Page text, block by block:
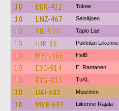
10 EGK-422 Tokee
10 LNZ-467 Seinäjoen
10 VIL-955 Tapio Lae
10 JUR-88 Pukkilan Liikenne
10 MYF-566 HelB
10 EYC-914 E. Rantanen
10 EYG-815 TuKL
10 UAI-682 Muurinen
10 MYB-697 Liikenne Rajala